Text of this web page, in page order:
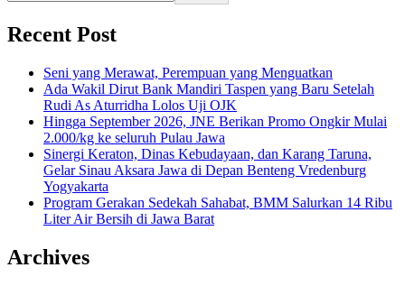
Recent Post
Seni yang Merawat, Perempuan yang Menguatkan
Ada Wakil Dirut Bank Mandiri Taspen yang Baru Setelah
Rudi As Aturridha Lolos Uji OJK
Hingga September 2026, JNE Berikan Promo Ongkir Mulai
2.000/kg ke seluruh Pulau Jawa
Sinergi Keraton, Dinas Kebudayaan, dan Karang Taruna,
Gelar Sinau Aksara Jawa di Depan Benteng Vredenburg
Yogyakarta
Program Gerakan Sedekah Sahabat, BMM Salurkan 14 Ribu
Liter Air Bersih di Jawa Barat
Archives